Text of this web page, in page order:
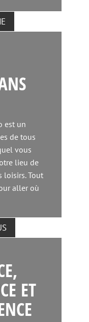
est un
de tous
vous
lieu de
loisirs. Tout
aller où
ET